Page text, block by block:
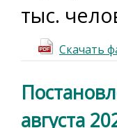
тыс.
Скачать
августа